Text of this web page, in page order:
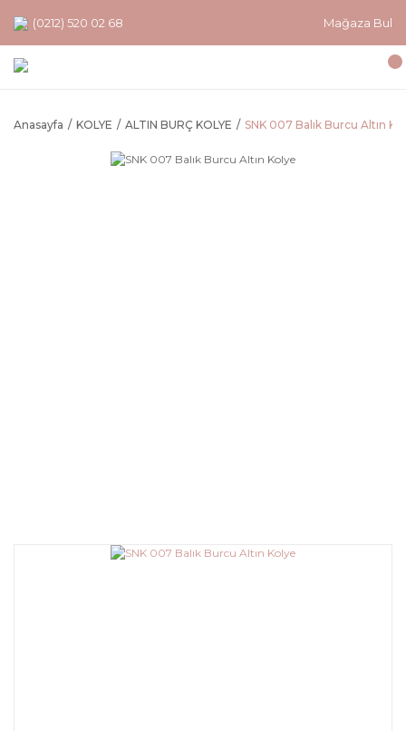
(0212) 520 02 68 Mağaza Bul
Anasayfa KOLYE ALTIN BURÇ KOLYE SNK 007 Balık Burcu Altın